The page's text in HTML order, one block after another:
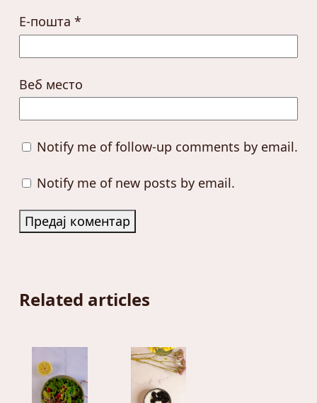
Е-пошта *
Веб место
Notify me of follow-up comments by email.
Notify me of new posts by email.
Related articles